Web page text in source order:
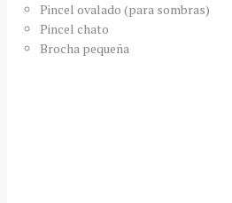
Pincel ovalado (para sombras)
Pincel chato
Brocha pequeña